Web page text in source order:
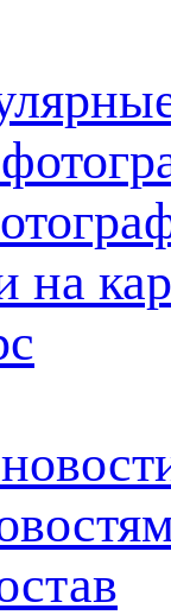
на